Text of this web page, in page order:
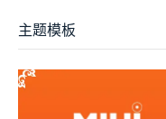
主题模板